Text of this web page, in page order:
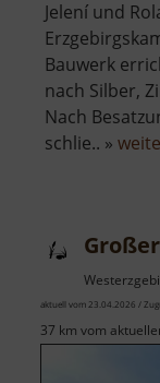
Jelení und
Bauwerk
nach Silber,
Nach
schlie.. »
aktuell vom 23.04.2026 /
37 km vom